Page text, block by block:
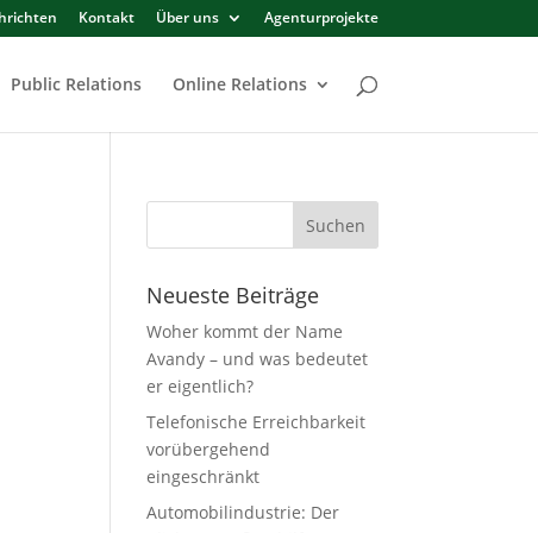
Kontakt Über uns Agenturprojekte
Public Relations Online Relations
Neueste Beiträge
Woher kommt der Name
Avandy – und was bedeutet
er eigentlich?
Telefonische Erreichbarkeit
vorübergehend
eingeschränkt
Automobilindustrie: Der